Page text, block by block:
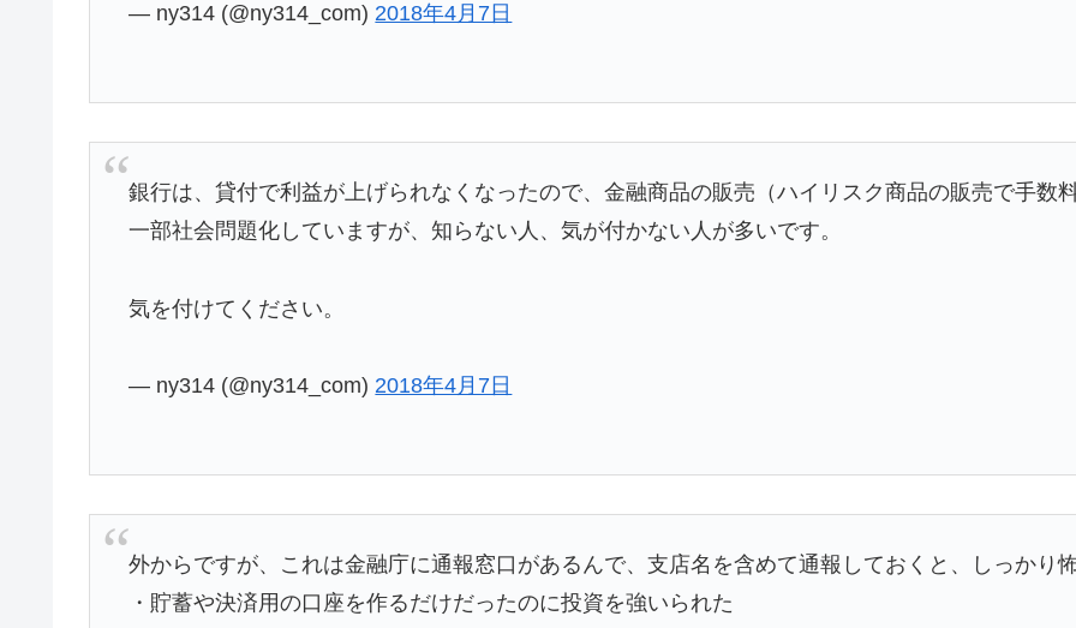
— ny314 (@ny314_com) 2018年4月7日
銀行は、貸付で利益が上げられなくなったので、金融商品の販売（ハイリスク商品の販売で手数
一部社会問題化していますが、知らない人、気が付かない人が多いです。
気を付けてください。
— ny314 (@ny314_com) 2018年4月7日
外からですが、これは金融庁に通報窓口があるんで、支店名を含めて通報しておくと、しっかり
・貯蓄や決済用の口座を作るだけだったのに投資を強いられた